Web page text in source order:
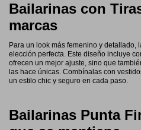
Bailarinas con
marcas
Para un look más femenino y detallado,
elección perfecta. Este diseño incluye
ofrecen un mejor ajuste, sino que
las hace únicas. Combínalas con
un estilo chic y seguro en cada paso.
Bailarinas Punta